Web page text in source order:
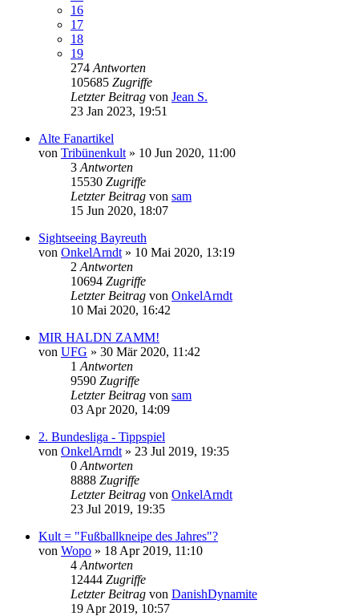
16
17
18
19
274 Antworten
105685 Zugriffe
Letzter Beitrag von Jean S.
23 Jan 2023, 19:51
Alte Fanartikel
von Tribünenkult » 10 Jun 2020, 11:00
3 Antworten
15530 Zugriffe
Letzter Beitrag von sam
15 Jun 2020, 18:07
Sightseeing Bayreuth
von OnkelArndt » 10 Mai 2020, 13:19
2 Antworten
10694 Zugriffe
Letzter Beitrag von OnkelArndt
10 Mai 2020, 16:42
MIR HALDN ZAMM!
von UFG » 30 Mär 2020, 11:42
1 Antworten
9590 Zugriffe
Letzter Beitrag von sam
03 Apr 2020, 14:09
2. Bundesliga - Tippspiel
von OnkelArndt » 23 Jul 2019, 19:35
0 Antworten
8888 Zugriffe
Letzter Beitrag von OnkelArndt
23 Jul 2019, 19:35
Kult = "Fußballkneipe des Jahres"?
von Wopo » 18 Apr 2019, 11:10
4 Antworten
12444 Zugriffe
Letzter Beitrag von DanishDynamite
19 Apr 2019, 10:57